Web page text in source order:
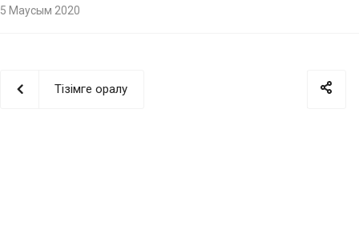
5 Маусым 2020
Тізімге оралу